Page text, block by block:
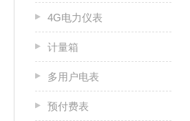
4G电力仪表
计量箱
多用户电表
预付费表